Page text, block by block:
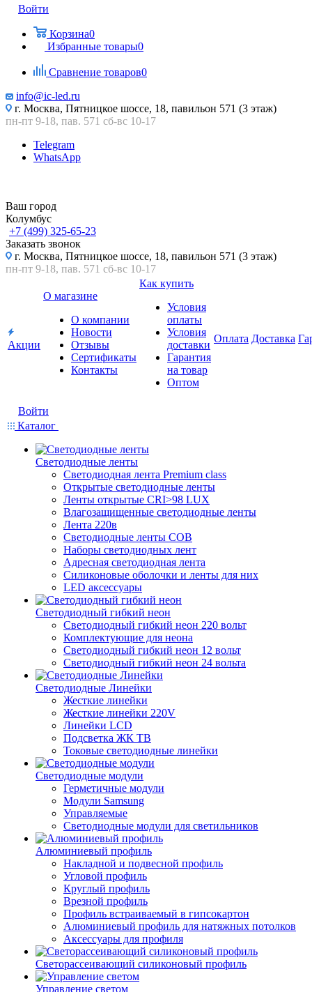
Войти
Корзина0
Избранные товары0
Сравнение товаров0
info@ic-led.ru
г. Москва, Пятницкое шоссе, 18, павильон 571 (3 этаж)
пн-пт 9-18, пав. 571 сб-вс 10-17
Telegram
WhatsApp
Ваш город
Колумбус
+7 (499) 325-65-23
Заказать звонок
г. Москва, Пятницкое шоссе, 18, павильон 571 (3 этаж)
пн-пт 9-18, пав. 571 сб-вс 10-17
Акции
О магазине
О компании
Новости
Отзывы
Сертификаты
Контакты
Как купить
Условия
оплаты
Условия
доставки
Гарантия
на товар
Оптом
Оплата Доставка
Войти
Каталог
Светодиодные ленты
Светодиодная лента Premium class
Открытые светодиодные ленты
Ленты открытые CRI>98 LUX
Влагозащищенные светодиодные ленты
Лента 220в
Светодиодные ленты COB
Наборы светодиодных лент
Адресная светодиодная лента
Силиконовые оболочки и ленты для них
LED аксессуары
Светодиодный гибкий неон
Светодиодный гибкий неон 220 вольт
Комплектующие для неона
Светодиодный гибкий неон 12 вольт
Светодиодный гибкий неон 24 вольта
Светодиодные Линейки
Жесткие линейки
Жесткие линейки 220V
Линейки LCD
Подсветка ЖК ТВ
Токовые светодиодные линейки
Светодиодные модули
Герметичные модули
Модули Samsung
Управляемые
Светодиодные модули для светильников
Алюминиевый профиль
Накладной и подвесной профиль
Угловой профиль
Круглый профиль
Врезной профиль
Профиль встраиваемый в гипсокартон
Алюминиевый профиль для натяжных потолков
Аксессуары для профиля
Светорассеивающий силиконовый профиль
Управление светом